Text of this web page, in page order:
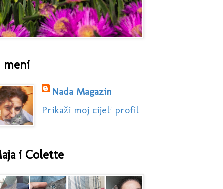
meni
Nada Magazin
Prikaži moj cijeli profil
i Colette